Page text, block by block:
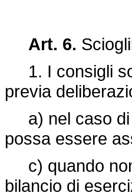
Art. 6.
1. I consigli
previa
a) nel caso di
possa essere
c) quando
bilancio di